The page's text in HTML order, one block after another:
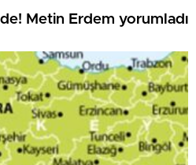
Metin Erdem yorumladı